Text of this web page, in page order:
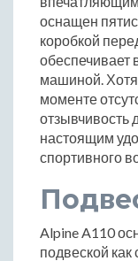
оснащен
коробкой
обеспечивает
машиной.
моменте
отзывчивость
настоящим
спортивного
Alpine A110
подвеской как